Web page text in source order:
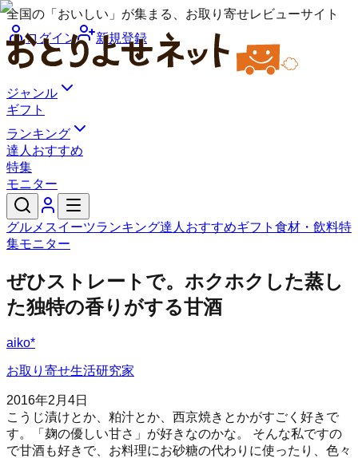
全国の「おいしい」が集まる、お取り寄せレビューサイト
ログイン
新規登録
ジャンル
ギフト
ランキング
達人おすすめ
特集
モニター
グルメ スイーツランキング達人おすすめギフト 食材・飲料特
集モニター
ぜひストレートで。ホクホクした蒸し
た独特の香りがする甘酒
aiko*
お取り寄せ生活研究家
2016年2月4日
こうじ漬けとか、粕汁とか、西京焼きとかがすごく好きで
す。「麹の優しい甘さ」が好きなのかな。 そんな私ですの
で甘酒も好きで、お料理にお砂糖の代わりに使ったり、色々